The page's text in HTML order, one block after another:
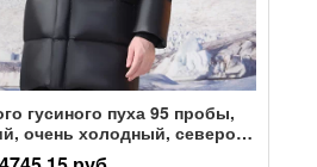
гусиного пуха 95 пробы,
очень холодный, северо-
глянцевый, очень